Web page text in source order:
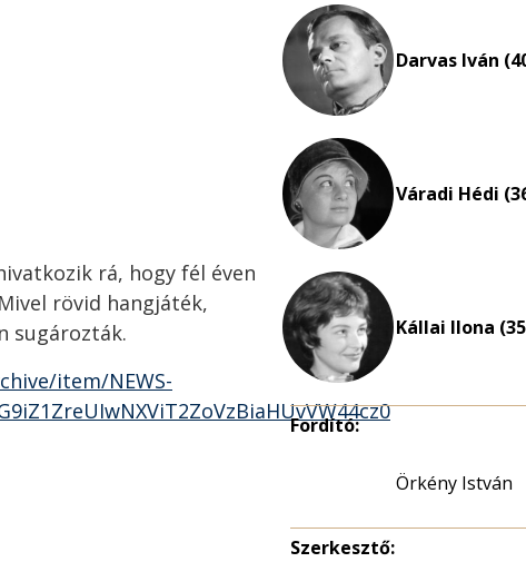
rá, hogy fél éven
rövid hangjáték,
sugározták.
item/NEWS-
Darvas Iván
Váradi Hédi
Kállai Ilona
Fordító:
Örkény István
Szerkesztő: